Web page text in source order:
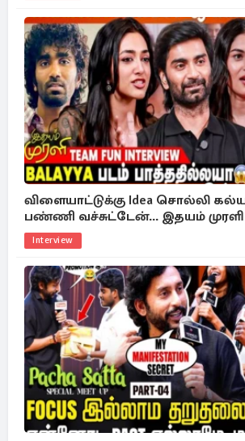
விளையாட்டுக்கு Idea சொல்லி
பண்ணி வச்சுட்டேன்... இதயம் முரளி
Interview